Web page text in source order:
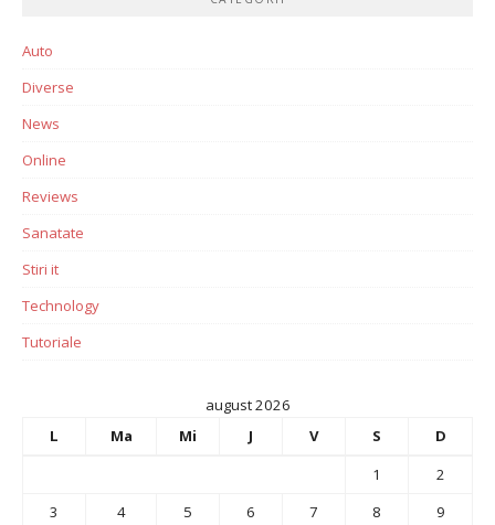
Auto
Diverse
News
Online
Reviews
Sanatate
Stiri it
Technology
Tutoriale
august 2026
L
Ma Mi J V S
D
1
2
3
4 5 6 7 8
9